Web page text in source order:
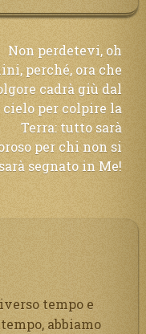
Non perdetevi, oh
perché, ora che
cadrà giù dal
cielo per colpire la
Terra: tutto sarà
per chi non si
sarà segnato in Me!
tempo e
abbiamo